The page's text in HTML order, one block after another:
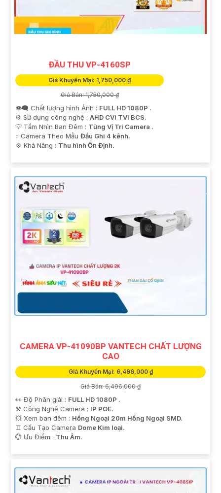
ĐẦU THU VP-4160SP
Giá Khuyến Mại: 1,750,000 ₫
Giá Bán: 1,750,000 ₫
👁️‍🗨 Chất lượng hình Ảnh : FULL HD 1080P .
⚙ Sử dụng công nghệ : AHD CVI TVI BCS.
💡 Tầm Nhìn Ban Đêm : Từng Vị Trí Camera .
↕️ Camera Theo Mẫu Đầu Ghi 4 kênh.
️💠 Khả Năng : Thu hình Ổn Định.
CAMERA VP-41090BP VANTECH CHẤT LƯỢNG
CAO
Giá Khuyến Mại: 6,496,000 ₫
Giá Bán: 6,496,000 ₫
👀 Độ Phân giải : FULL HD 1080P .
⚒ Công Nghệ Camera : IP POE.
💥 Xem ban đêm : Hồng Ngoại 20m Hồng Ngoại SMD.
♊ Cấu Tạo Camera Dome Kim loại.
️💮 Ưu Điểm : Thu Âm.